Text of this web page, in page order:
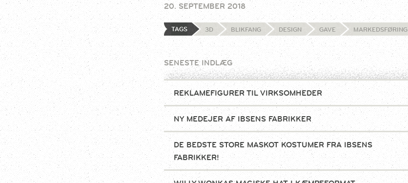
20. SEPTEMBER 2018
TAGS 3D BLIKFANG DESIGN GAVE MARKEDSFØRING
SENESTE INDLÆG
REKLAMEFIGURER TIL VIRKSOMHEDER
NY MEDEJER AF IBSENS FABRIKKER
DE BEDSTE STORE MASKOT KOSTUMER FRA IBSENS
FABRIKKER!